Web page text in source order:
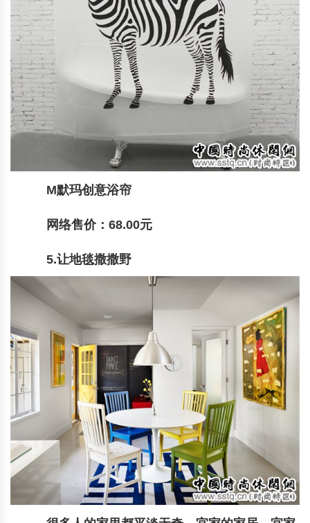
M默玛创意浴帘
网络售价：68.00元
5.让地毯撒撒野